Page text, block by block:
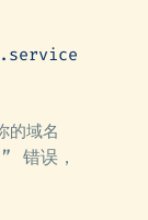
域名
错误，